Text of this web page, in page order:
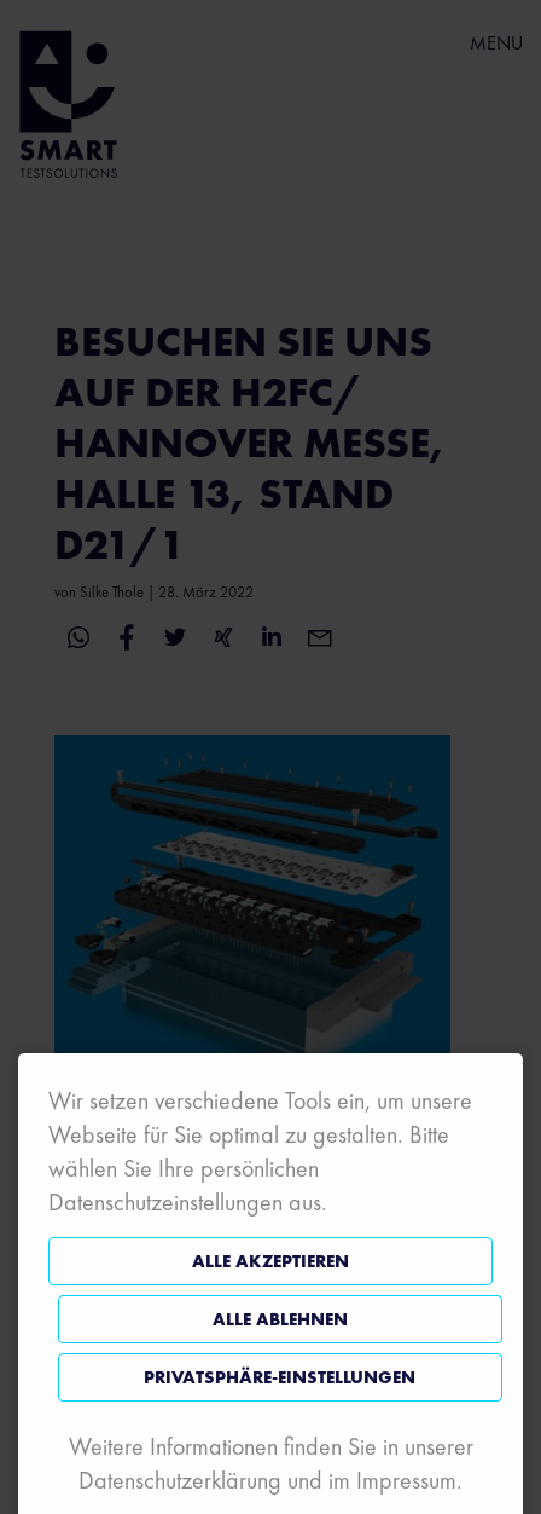
MENU
BESUCHEN SIE UNS
AUF DER H2FC/
HANNOVER MESSE,
HALLE 13, STAND
D21/1
von Silke Thole | 28. März 2022
Wir freuen uns, Sie vom 30. Mai bis 2. Juni
an unserem Stand auf der Hydrogen + Fuel
Cells Europe zu begrüßen. Seien Sie unser
Gast. Hier können Sie sich für den kostenlosen
Messebesuch registrieren:
Zum kostenlosen Messeticket
Lösungen für das Cell Voltage Monitoring an
Brennstoffzellen und Elektrolyseuren. Bei den
Wir setzen verschiedene Tools ein, um unsere
Webseite für Sie optimal zu gestalten. Bitte
wählen Sie Ihre persönlichen
Datenschutzeinstellungen aus.
ALLE AKZEPTIEREN
ALLE ABLEHNEN
PRIVATSPHÄRE-EINSTELLUNGEN
Weitere Informationen finden Sie in unserer
Datenschutzerklärung und im Impressum.